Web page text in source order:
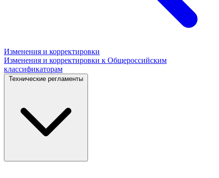
Изменения и корректировки
Изменения и корректировки к Общероссийским
классификаторам
Технические регламенты